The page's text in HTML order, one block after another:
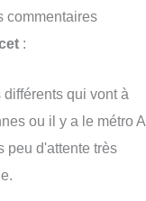
commentaires
:
différents qui vont à
ou il y a le métro A
peu d'attente très